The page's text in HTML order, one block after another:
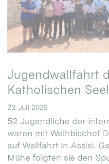
Jugendwallfahrt
Katholischen
23. Juli 2026
52 Jugendliche der
waren mit Weihbischof
auf Wallfahrt in Assisi.
Mühe folgten sie den